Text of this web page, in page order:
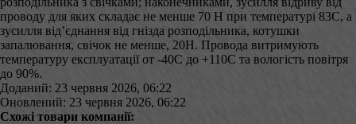
проводу для яких складає не менше 70 Н при температурі 83С, а
зусилля від’єднання від гнізда розподільника, котушки
запалювання, свічок не менше, 20Н. Провода витримують
температуру експлуатації от -40С до +110С та вологість повітря
до 90%.
Доданий: 23 червня 2026, 06:22
Оновлений: 23 червня 2026, 06:22
Схожі товари компанії: